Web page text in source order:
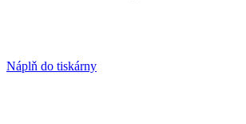
Náplň do tiskárny